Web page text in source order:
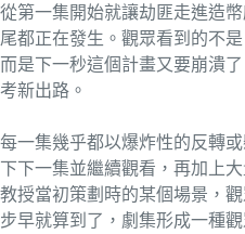
從第一集開始就讓劫匪走進造
尾都正在發生。觀眾看到的不
而是下一秒這個計畫又要崩潰
考新出路。
每一集幾乎都以爆炸性的反轉
下下一集並繼續觀看，再加上
教授當初策劃時的某個場景，
步早就算到了，劇集形成一種